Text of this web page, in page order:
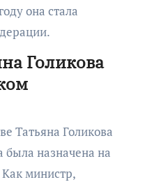
она стала
Голикова
Татьяна Голикова
была назначена на
Как министр,